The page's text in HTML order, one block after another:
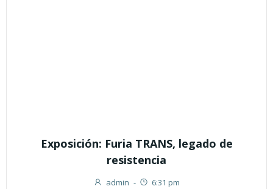
Exposición: Furia TRANS, legado de
resistencia
admin - 6:31 pm